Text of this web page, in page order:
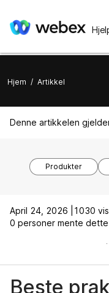
Hjem / Artikkel
Denne artikkelen
Produkter
April 24, 2026 |
1030
0 personer mente
Beste